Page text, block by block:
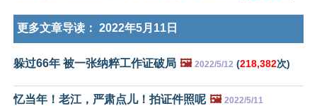
更多文章导读： 2022年5月11日
躲过66年 被一张纳粹工作证破局 🖼️ 2022/5/12 (218,382次)
忆当年！老江，严肃点儿！拍证件照呢 🖼️ 2022/5/11